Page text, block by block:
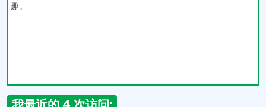
趣。